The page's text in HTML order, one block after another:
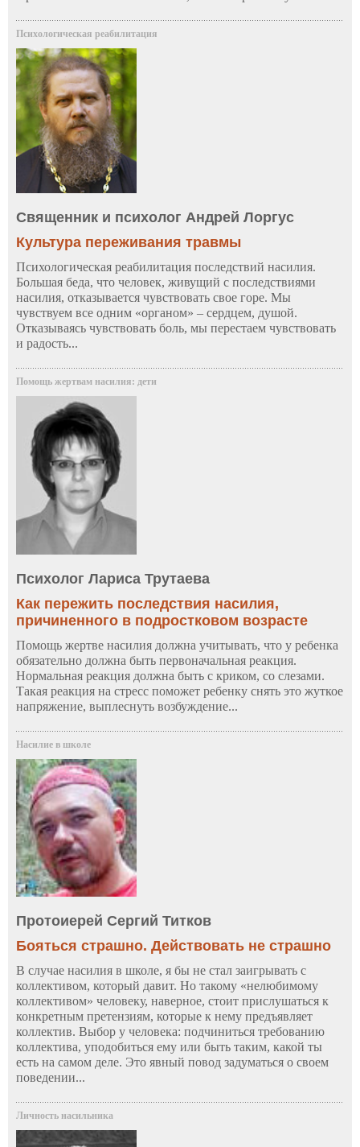
Психологическая реабилитация
Священник и психолог Андрей Лоргус
Культура переживания травмы
Психологическая реабилитация последствий насилия.
Большая беда, что человек, живущий с последствиями
насилия, отказывается чувствовать свое горе. Мы
чувствуем все одним «органом» – сердцем, душой.
Отказываясь чувствовать боль, мы перестаем чувствовать
и радость...
Помощь жертвам насилия: дети
Психолог Лариса Трутаева
Как пережить последствия насилия,
причиненного в подростковом возрасте
Помощь жертве насилия должна учитывать, что у ребенка
обязательно должна быть первоначальная реакция.
Нормальная реакция должна быть с криком, со слезами.
Такая реакция на стресс поможет ребенку снять это жуткое
напряжение, выплеснуть возбуждение...
Насилие в школе
Протоиерей Сергий Титков
Бояться страшно. Действовать не страшно
В случае насилия в школе, я бы не стал заигрывать с
коллективом, который давит. Но такому «нелюбимому
коллективом» человеку, наверное, стоит прислушаться к
конкретным претензиям, которые к нему предъявляет
коллектив. Выбор у человека: подчиниться требованию
коллектива, уподобиться ему или быть таким, какой ты
есть на самом деле. Это явный повод задуматься о своем
поведении...
Личность насильника